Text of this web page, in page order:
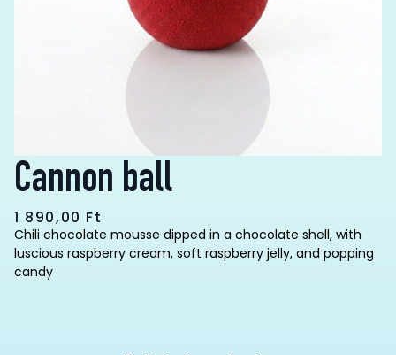
Cannon ball
1 890,00 Ft
Chili chocolate mousse dipped in a chocolate shell, with
luscious raspberry cream, soft raspberry jelly, and popping
candy